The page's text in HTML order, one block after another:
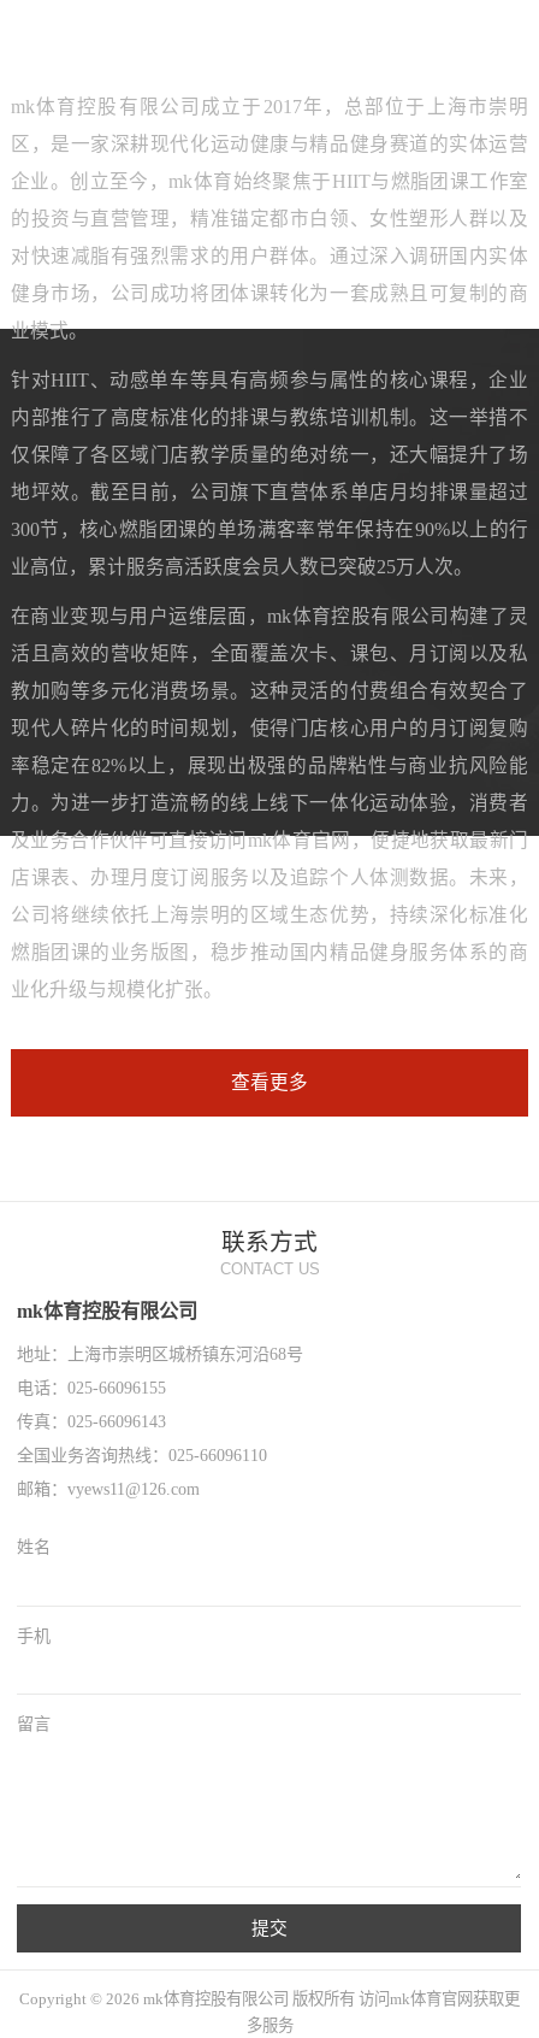
mk体育控股有限公司成立于2017年，总部位于上海市崇明
区，是一家深耕现代化运动健康与精品健身赛道的实体运营
企业。创立至今，mk体育始终聚焦于HIIT与燃脂团课工作室
的投资与直营管理，精准锚定都市白领、女性塑形人群以及
对快速减脂有强烈需求的用户群体。通过深入调研国内实体
健身市场，公司成功将团体课转化为一套成熟且可复制的商
业模式。
针对HIIT、动感单车等具有高频参与属性的核心课程，企业
内部推行了高度标准化的排课与教练培训机制。这一举措不
仅保障了各区域门店教学质量的绝对统一，还大幅提升了场
地坪效。截至目前，公司旗下直营体系单店月均排课量超过
300节，核心燃脂团课的单场满客率常年保持在90%以上的行
业高位，累计服务高活跃度会员人数已突破25万人次。
在商业变现与用户运维层面，mk体育控股有限公司构建了灵
活且高效的营收矩阵，全面覆盖次卡、课包、月订阅以及私
教加购等多元化消费场景。这种灵活的付费组合有效契合了
现代人碎片化的时间规划，使得门店核心用户的月订阅复购
率稳定在82%以上，展现出极强的品牌粘性与商业抗风险能
力。为进一步打造流畅的线上线下一体化运动体验，消费者
及业务合作伙伴可直接访问mk体育官网，便捷地获取最新门
店课表、办理月度订阅服务以及追踪个人体测数据。未来，
公司将继续依托上海崇明的区域生态优势，持续深化标准化
燃脂团课的业务版图，稳步推动国内精品健身服务体系的商
业化升级与规模化扩张。
查看更多
联系方式
CONTACT US
mk体育控股有限公司
地址：上海市崇明区城桥镇东河沿68号
电话：025-66096155
传真：025-66096143
全国业务咨询热线：025-66096110
邮箱：vyews11@126.com
姓名
手机
留言
提交
Copyright © 2026 mk体育控股有限公司 版权所有 访问mk体育官网获取更
多服务